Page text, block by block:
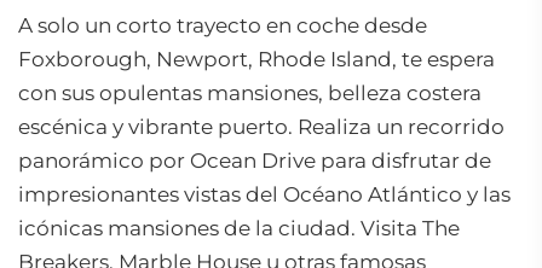
A solo un corto trayecto en coche desde
Foxborough, Newport, Rhode Island, te espera
con sus opulentas mansiones, belleza costera
escénica y vibrante puerto. Realiza un recorrido
panorámico por Ocean Drive para disfrutar de
impresionantes vistas del Océano Atlántico y las
icónicas mansiones de la ciudad. Visita The
Breakers, Marble House u otras famosas